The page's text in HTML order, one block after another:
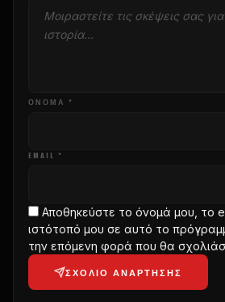
ΌΝΟΜΑ *
EMAIL *
Αποθηκεύστε το όνομά μου, το
ιστότοπό μου σε αυτό το
την επόμενη φορά που θα
ΣΧΌΛΙΟ ΑΝΆΡΤΗΣΗΣ